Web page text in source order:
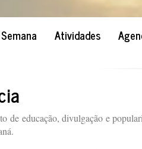
Atividades
de educação, divulgação e